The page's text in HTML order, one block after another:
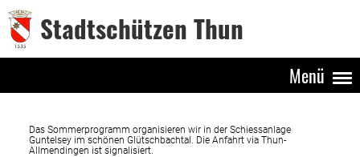
Stadtschützen Thun
Menü
Das Sommerprogramm organisieren wir in der Schiessanlage
Guntelsey im schönen Glütschbachtal. Die Anfahrt via Thun-
Allmendingen ist signalisiert.